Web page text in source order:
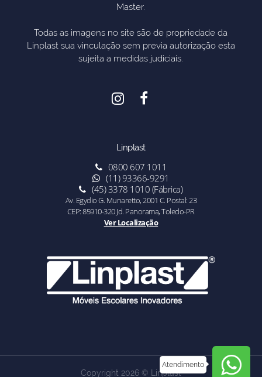
Master.
Todas as imagens no site são de propriedade da
Linplast sua vinculação sem previa autorização esta
sujeita a medidas judiciais.
Linplast
0800 607 1011
(11) 93366-9291
(45) 3378 1010 (Fábrica)
Av. Egydio G. Munaretto, 2001 C. Postal: 23
CEP: 85910-320 Jd. Panorama, Toledo-PR
Ver Localização
Copyright 2026 © Linplast
Atendimento